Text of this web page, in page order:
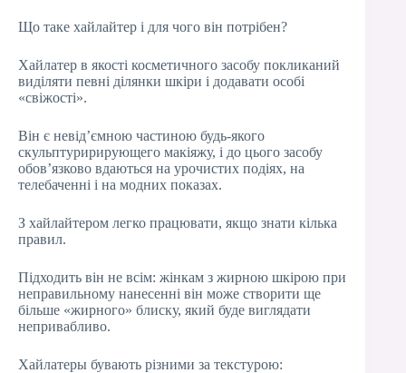
Що таке хайлайтер і для чого він потрібен?
Хайлатер в якості косметичного засобу покликаний
виділяти певні ділянки шкіри і додавати особі
«свіжості».
Він є невід’ємною частиною будь-якого
скульптуририрующего макіяжу, і до цього засобу
обов’язково вдаються на урочистих подіях, на
телебаченні і на модних показах.
З хайлайтером легко працювати, якщо знати кілька
правил.
Підходить він не всім: жінкам з жирною шкірою при
неправильному нанесенні він може створити ще
більше «жирного» блиску, який буде виглядати
непривабливо.
Хайлатеры бувають різними за текстурою: